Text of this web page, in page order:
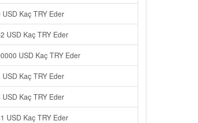
Kaç TRY Eder
USD Kaç TRY Eder
USD Kaç TRY Eder
USD Kaç TRY Eder
USD Kaç TRY Eder
USD Kaç TRY Eder